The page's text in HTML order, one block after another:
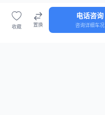
收藏 置换
电话咨询
咨询详细车况
车源